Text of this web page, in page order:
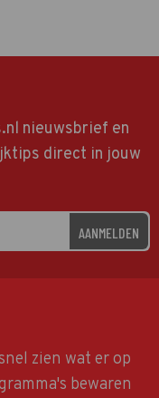
nieuwsbrief en
direct in jouw
AANMELDEN
zien wat er op
bewaren